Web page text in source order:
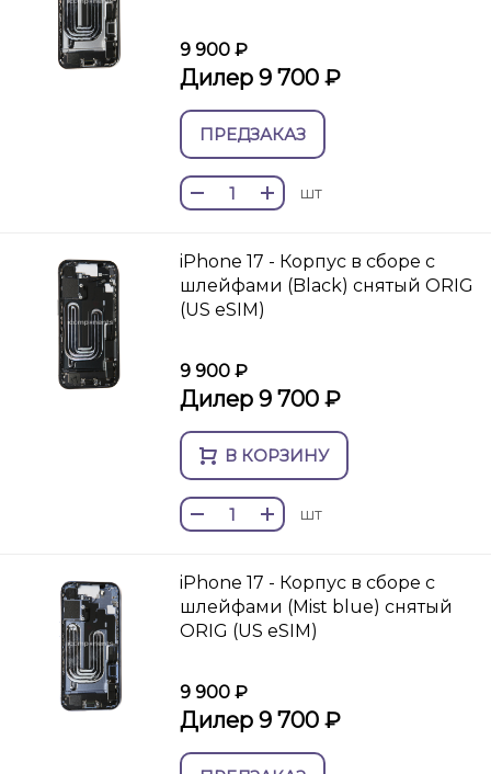
9 900 ₽
Дилер 9 700 ₽
ПРЕДЗАКАЗ
шт
iPhone 17 - Корпус в сборе с
шлейфами (Black) снятый ORIG
(US eSIM)
9 900 ₽
Дилер 9 700 ₽
В КОРЗИНУ
шт
iPhone 17 - Корпус в сборе с
шлейфами (Mist blue) снятый
ORIG (US eSIM)
9 900 ₽
Дилер 9 700 ₽